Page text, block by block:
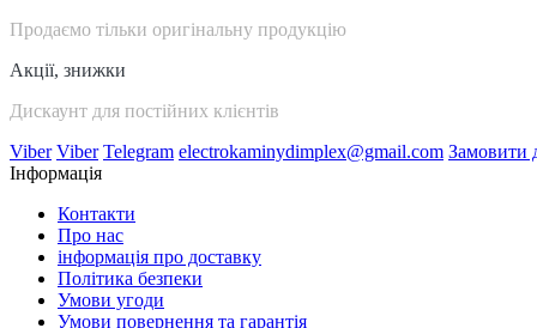
Продаємо тільки оригінальну продукцію
Акції, знижки
Дискаунт для постійних клієнтів
Viber Viber Telegram electrokaminydimplex@gmail.com Замовити
Інформація
Контакти
Про нас
інформація про доставку
Політика безпеки
Умови угоди
Умови повернення та гарантія